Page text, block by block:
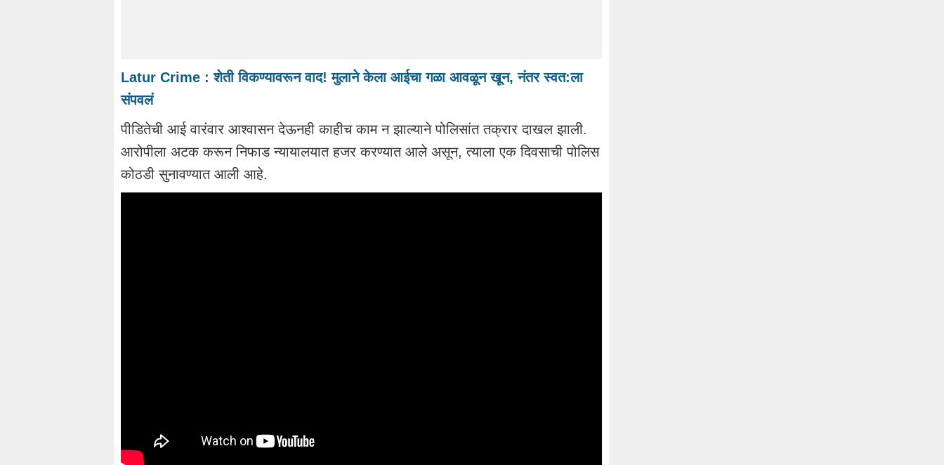
Latur Crime : शेती विकण्यावरून वाद! मुलाने केला आईचा गळा आवळून खून, नंतर स्वत:ला
संपवलं
पीडितेची आई वारंवार आश्वासन देऊनही काहीच काम न झाल्याने पोलिसांत तक्रार दाखल झाली.
आरोपीला अटक करून निफाड न्यायालयात हजर करण्यात आले असून, त्याला एक दिवसाची पोलिस
कोठडी सुनावण्यात आली आहे.